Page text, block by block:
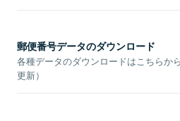
郵便番号データのダウンロード
各種データのダウンロードはこちらか
更新）